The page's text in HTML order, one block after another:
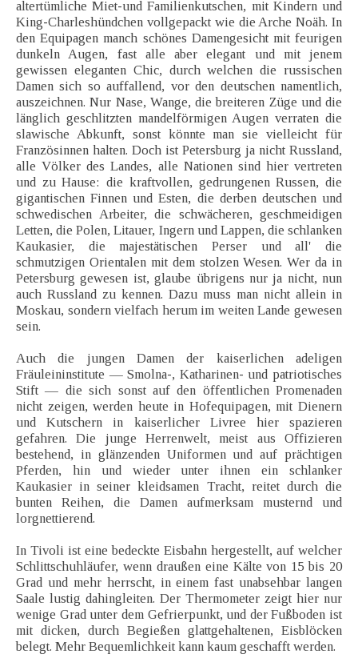
altertümliche Miet-und Familienkutschen, mit Kindern und
King-Charleshündchen vollgepackt wie die Arche Noäh. In
den Equipagen manch schönes Damengesicht mit feurigen
dunkeln Augen, fast alle aber elegant und mit jenem
gewissen eleganten Chic, durch welchen die russischen
Damen sich so auffallend, vor den deutschen namentlich,
auszeichnen. Nur Nase, Wange, die breiteren Züge und die
länglich geschlitzten mandelförmigen Augen verraten die
slawische Abkunft, sonst könnte man sie vielleicht für
Französinnen halten. Doch ist Petersburg ja nicht Russland,
alle Völker des Landes, alle Nationen sind hier vertreten
und zu Hause: die kraftvollen, gedrungenen Russen, die
gigantischen Finnen und Esten, die derben deutschen und
schwedischen Arbeiter, die schwächeren, geschmeidigen
Letten, die Polen, Litauer, Ingern und Lappen, die schlanken
Kaukasier, die majestätischen Perser und all' die
schmutzigen Orientalen mit dem stolzen Wesen. Wer da in
Petersburg gewesen ist, glaube übrigens nur ja nicht, nun
auch Russland zu kennen. Dazu muss man nicht allein in
Moskau, sondern vielfach herum im weiten Lande gewesen
sein.
Auch die jungen Damen der kaiserlichen adeligen
Fräuleininstitute — Smolna-, Katharinen- und patriotisches
Stift — die sich sonst auf den öffentlichen Promenaden
nicht zeigen, werden heute in Hofequipagen, mit Dienern
und Kutschern in kaiserlicher Livree hier spazieren
gefahren. Die junge Herrenwelt, meist aus Offizieren
bestehend, in glänzenden Uniformen und auf prächtigen
Pferden, hin und wieder unter ihnen ein schlanker
Kaukasier in seiner kleidsamen Tracht, reitet durch die
bunten Reihen, die Damen aufmerksam musternd und
lorgnettierend.
In Tivoli ist eine bedeckte Eisbahn hergestellt, auf welcher
Schlittschuhläufer, wenn draußen eine Kälte von 15 bis 20
Grad und mehr herrscht, in einem fast unabsehbar langen
Saale lustig dahingleiten. Der Thermometer zeigt hier nur
wenige Grad unter dem Gefrierpunkt, und der Fußboden ist
mit dicken, durch Begießen glattgehaltenen, Eisblöcken
belegt. Mehr Bequemlichkeit kann kaum geschafft werden.